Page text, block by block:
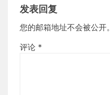
发表回复
您的邮箱地址不会被公开。
评论 *